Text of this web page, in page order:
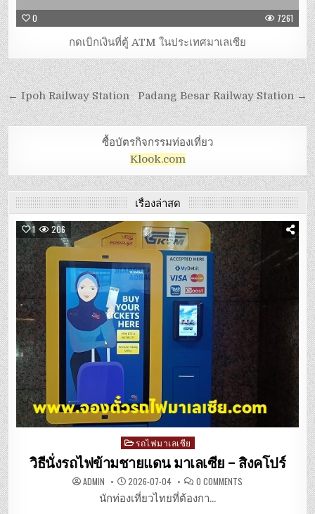
0 7261
กดเบิกเงินที่ตู้ ATM ในประเทศมาเลเซีย
Padang Besar Railway Station →
← Ipoh Railway Station
ซื้อบัตรกิจกรรมท่องเที่ยว
Klook.com
เรื่องล่าสุด
1 206
Posted
in
รถไฟมาเลเซีย
วิธีนั่งรถไฟข้ามชายแดน มาเลเซีย – สิงคโปร์
ADMIN 2026-07-04 0 COMMENTS
นักท่องเที่ยวไทยที่ต้องกา...